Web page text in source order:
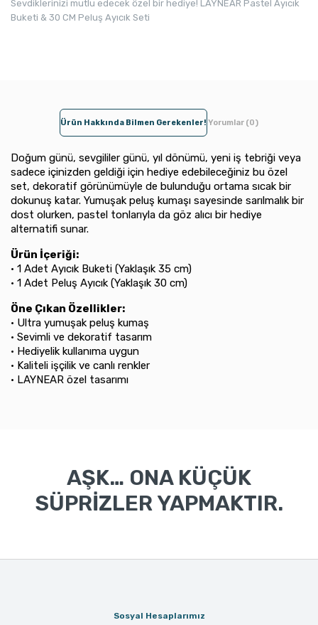
Sevdiklerinizi mutlu edecek özel bir hediye! LAYNEAR Pastel Ayıcık
Buketi & 30 CM Peluş Ayıcık Seti
Ürün Hakkında Bilmen Gerekenler! Yorumlar (0)
Doğum günü, sevgililer günü, yıl dönümü, yeni iş tebriği veya
sadece içinizden geldiği için hediye edebileceğiniz bu özel
set, dekoratif görünümüyle de bulunduğu ortama sıcak bir
dokunuş katar. Yumuşak peluş kumaşı sayesinde sarılmalık bir
dost olurken, pastel tonlarıyla da göz alıcı bir hediye
alternatifi sunar.
Ürün İçeriği:
• 1 Adet Ayıcık Buketi (Yaklaşık 35 cm)
• 1 Adet Peluş Ayıcık (Yaklaşık 30 cm)
Öne Çıkan Özellikler:
• Ultra yumuşak peluş kumaş
• Sevimli ve dekoratif tasarım
• Hediyelik kullanıma uygun
• Kaliteli işçilik ve canlı renkler
• LAYNEAR özel tasarımı
AŞK… ONA KÜÇÜK
SÜPRİZLER YAPMAKTIR.
Sosyal Hesaplarımız